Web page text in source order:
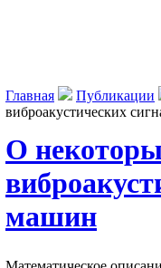
Главная
Публикации
виброакустических
О
машин